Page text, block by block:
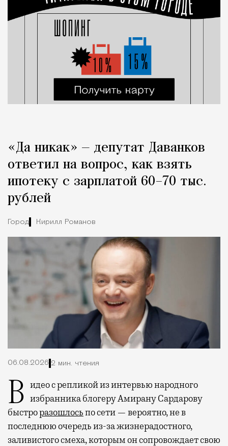
«Да никак» — депутат Даванков
ответил на вопрос, как взять
ипотеку с зарплатой 60–70 тыс.
рублей
Город Кирилл Романов
06.08.2026 2 мин. чтения
Видео с репликой из интервью народного избранника блогеру Амирану Сардарову
быстроразошлосьпо сети — вероятно, не в
последнюю очередь из-за жизнерадостного,
заливистого смеха, которым он сопровождает свою